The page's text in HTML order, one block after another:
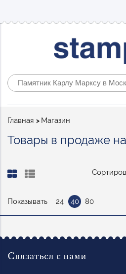
Строка
Главная Магазин
Товары в продаже
Показывать 24 40 80
Связаться с нами